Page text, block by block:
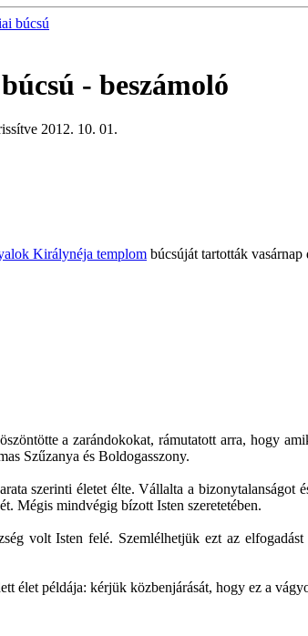
búcsú
- beszámoló
2012. 10. 01.
Királynéja templom búcsúját tartották
a zarándokokat, rámutatott arra, hogy
Szűzanya és Boldogasszony.
szerinti életet élte. Vállalta a bizonytalanságot
Mégis mindvégig bízott Isten szeretetében.
volt Isten felé. Szemlélhetjük ezt az
élet példája: kérjük közbenjárását, hogy ez a